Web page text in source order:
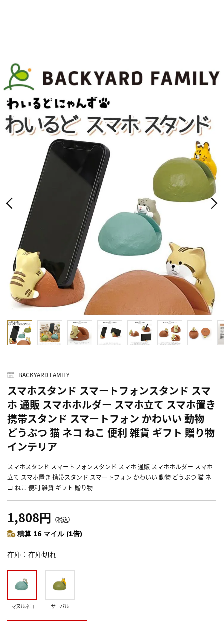
BACKYARD FAMILY
スマホスタンド スマートフォンスタンド スマ
ホ 通販 スマホホルダー スマホ立て スマホ置き
携帯スタンド スマートフォン かわいい 動物
どうぶつ 猫 ネコ ねこ 便利 雑貨 ギフト 贈り物
インテリア
スマホスタンド スマートフォンスタンド スマホ 通販 スマホホルダー スマホ
立て スマホ置き 携帯スタンド スマートフォン かわいい 動物 どうぶつ 猫 ネ
コ ねこ 便利 雑貨 ギフト 贈り物
1,808円 （税込）
積算 16 マイル (1倍)
在庫 在庫切れ
マヌルネコ サーバル